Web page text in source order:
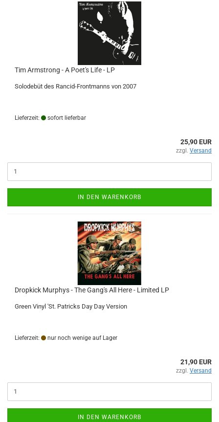
Tim Armstrong - A Poet's Life - LP
Solodebüt des Rancid-Frontmanns von 2007
Lieferzeit: sofort lieferbar
25,90 EUR
zzgl. Versand
IN DEN WARENKORB
Dropkick Murphys - The Gang's All Here - Limited LP
Green Vinyl 'St. Patricks Day Day Version
Lieferzeit: nur noch wenige auf Lager
21,90 EUR
zzgl. Versand
IN DEN WARENKORB